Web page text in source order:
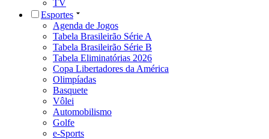
TV
Esportes
Agenda de Jogos
Tabela Brasileirão Série A
Tabela Brasileirão Série B
Tabela Eliminatórias 2026
Copa Libertadores da América
Olimpíadas
Basquete
Vôlei
Automobilismo
Golfe
e-Sports